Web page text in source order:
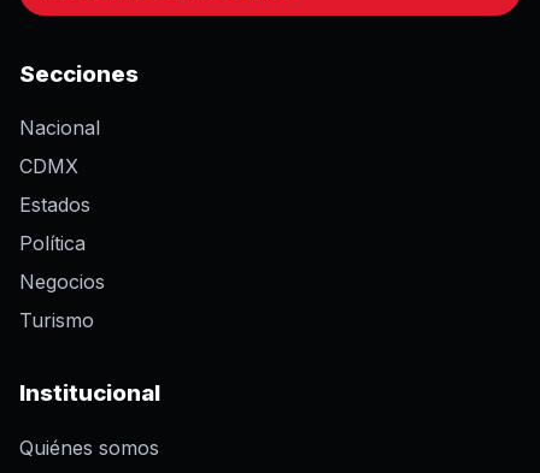
Secciones
Nacional
CDMX
Estados
Política
Negocios
Turismo
Institucional
Quiénes somos